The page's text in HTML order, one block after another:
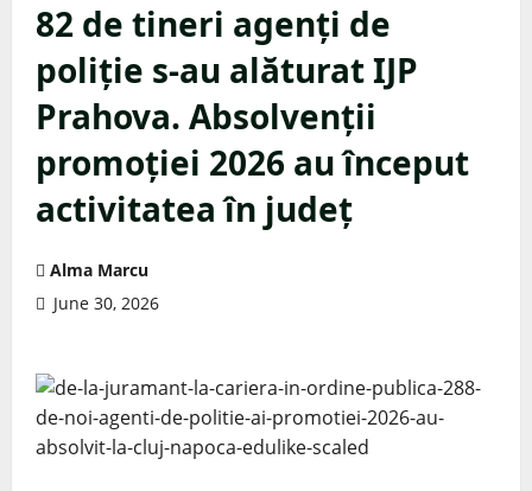
82 de tineri agenți de
poliție s-au alăturat IJP
Prahova. Absolvenții
promoției 2026 au început
activitatea în județ
Alma Marcu
June 30, 2026